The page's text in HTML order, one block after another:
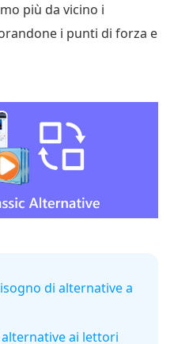
più da vicino i
i punti di forza e
di alternative a
ai lettori